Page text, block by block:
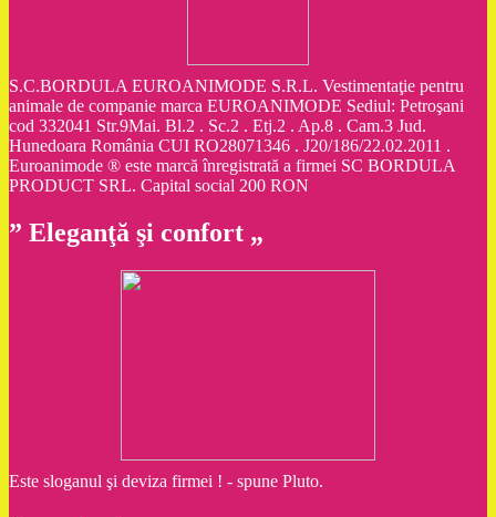
S.C.BORDULA EUROANIMODE S.R.L. Vestimentaţie pentru
animale de companie marca EUROANIMODE Sediul: Petroşani
cod 332041 Str.9Mai. Bl.2 . Sc.2 . Etj.2 . Ap.8 . Cam.3 Jud.
Hunedoara România CUI RO28071346 . J20/186/22.02.2011 .
Euroanimode ® este marcă înregistrată a firmei SC BORDULA
PRODUCT SRL. Capital social 200 RON
” Eleganţă şi confort „
Este sloganul şi deviza firmei ! - spune Pluto.